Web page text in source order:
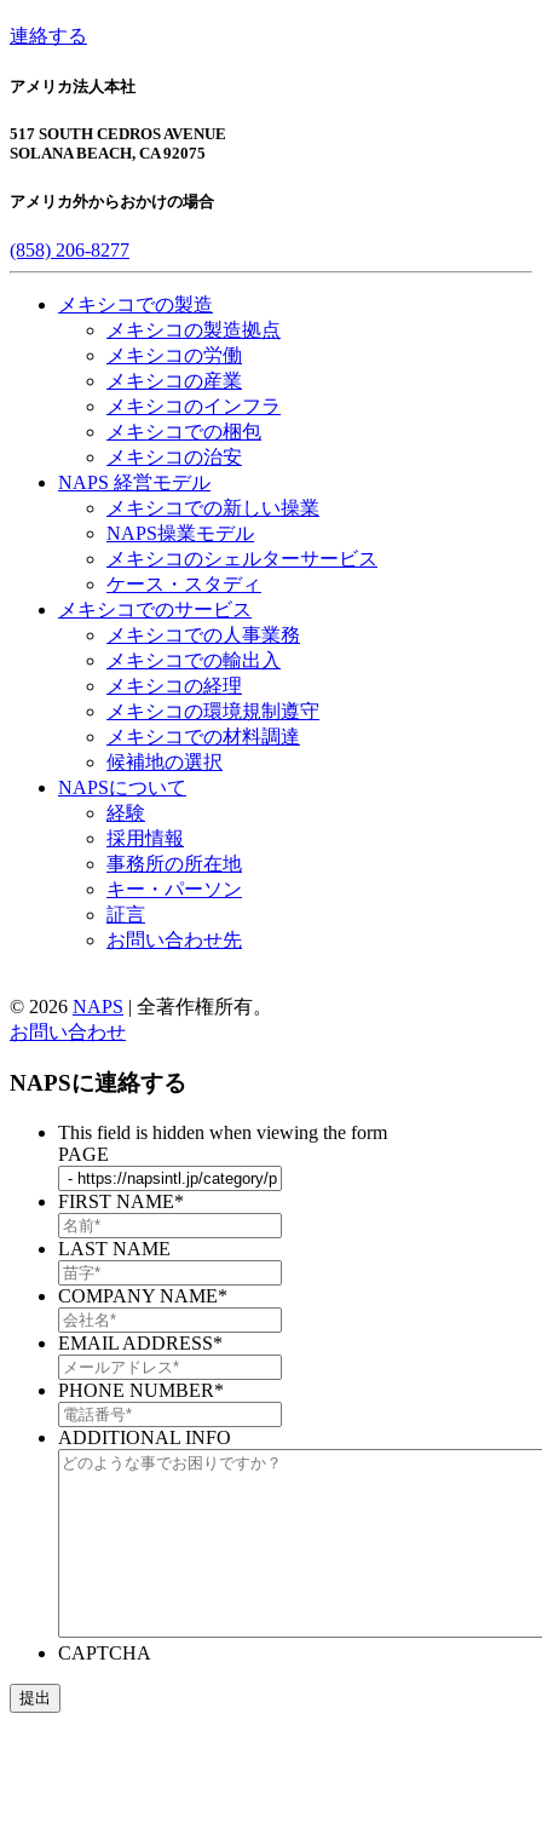
連絡する
アメリカ法人本社
517 SOUTH CEDROS AVENUE
SOLANA BEACH, CA 92075
アメリカ外からおかけの場合
(858) 206-8277
メキシコでの製造
メキシコの製造拠点
メキシコの労働
メキシコの産業
メキシコのインフラ
メキシコでの梱包
メキシコの治安​
NAPS 経営モデル
メキシコでの新しい操業
NAPS操業モデル
メキシコのシェルターサービス
ケース・スタディ
メキシコでのサービス
メキシコでの人事業務
メキシコでの輸出入
メキシコの経理
メキシコの環境規制遵守
メキシコでの材料調達
候補地の選択
NAPSについて
経験
採用情報
事務所の所在地
キー・パーソン
証言
お問い合わせ先
© 2026 NAPS | 全著作権所有。
お問い合わせ
NAPSに連絡する
This field is hidden when viewing the form
PAGE
FIRST NAME*
LAST NAME
COMPANY NAME*
EMAIL ADDRESS*
PHONE NUMBER*
ADDITIONAL INFO
CAPTCHA